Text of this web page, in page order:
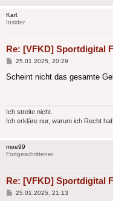
Karl.
Insider
Re: [VFKD] Sportdigital
Beitrag
25.01.2025, 20:29
Scheint nicht das gesamte
Ich streite nicht.
Ich erkläre nur, warum ich Recht
moe99
Fortgeschrittener
Re: [VFKD] Sportdigital
Beitrag
25.01.2025, 21:13